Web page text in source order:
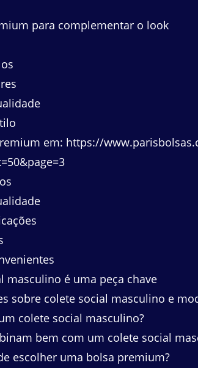
para complementar o look
em: https://
masculino é uma peça chave
sobre colete social masculino e
colete social masculino?
bem com um colete social
escolher uma bolsa premium?